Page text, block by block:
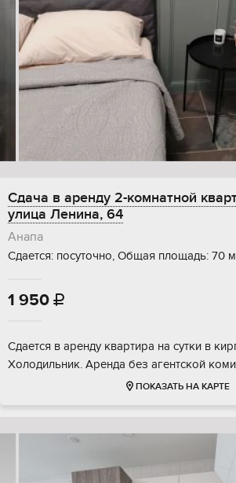
Сдача в аренду 2-комнатной
улица Ленина, 64
Анапа
Сдается: посуточно, Общая площадь: 70
1 950 
Сдается в аренду квартира на сутки в
Холодильник. Аренда без агентской
ПОКАЗАТЬ НА КАРТЕ